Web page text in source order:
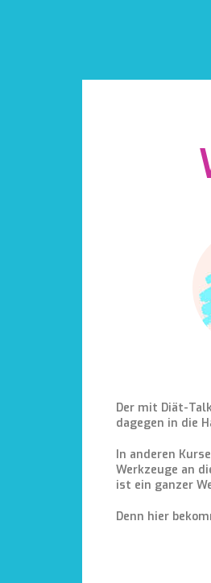
Der mit Diät-
dagegen in die
In anderen
Werkzeuge an
ist ein ganzer
Denn hier